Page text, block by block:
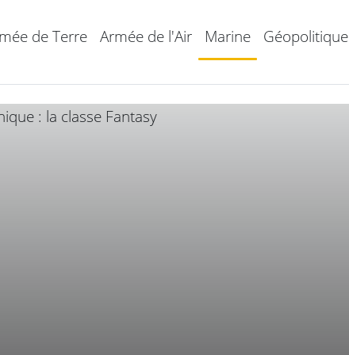
de Terre Armée de l'Air Marine Géopolitique